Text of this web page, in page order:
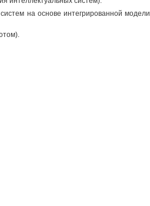
на основе интегрированной модели